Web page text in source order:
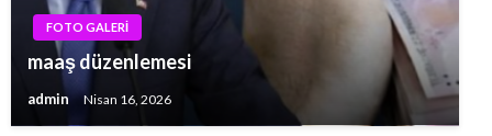
FOTO GALERİ
maaş düzenlemesi
admin Nisan 16, 2026